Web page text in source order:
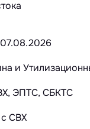
07.08.2026
и
ЭПТС, СБКТС
СВХ